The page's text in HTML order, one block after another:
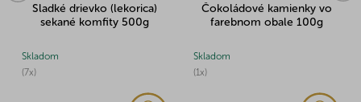
Sladké drievko (lekorica)
sekané komfity 500g
(7x)
Skladom
Čokoládové kamienky vo
farebnom obale 100g
(1x)
Skladom